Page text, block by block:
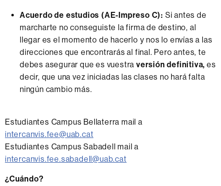
Acuerdo de estudios (AE-Impreso C): Si antes de
marcharte no conseguiste la firma de destino, al
llegar es el momento de hacerlo y nos lo envías a las
direcciones que encontrarás al final. Pero antes, te
debes asegurar que es vuestraversión definitiva, es
decir, que una vez iniciadas las clases no hará falta
ningún cambio más.
Estudiantes Campus Bellaterra mail a
intercanvis.fee@uab.cat
Estudiantes Campus Sabadell mail a
intercanvis.fee.sabadell@uab.cat
¿Cuándo?